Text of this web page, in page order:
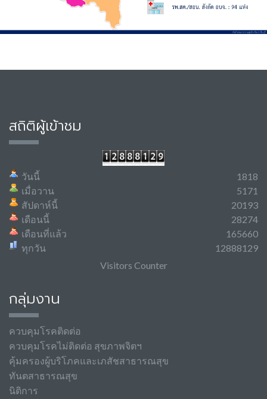
สถิติผู้เข้าชม
วันนี้
เมื่อวาน
สัปดาห์นี้
เดือนนี้
เดือนที่แล้ว
ทุกวัน
1818
5171
20193
28274
165660
12888129
Visitors Counter
กลุ่มงาน
ควบคุมโรคติดต่อ
ควบคุมโรคไม่ติดต่อ สุขภาพจิตฯ
คุ้มครองผู้บริโภคและเภสัชสาธารณสุข
ทันตสาธารณสุข
นิติการ